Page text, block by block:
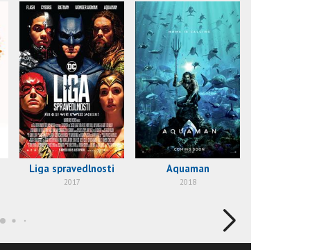
Liga spravedlnosti
2017
Aquaman
2018